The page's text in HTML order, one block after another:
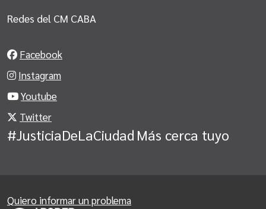
Redes del CM CABA
Facebook
Instagram
Youtube
Twitter
#JusticiaDeLaCiudad Más cerca tuyo
Quiero informar un problema